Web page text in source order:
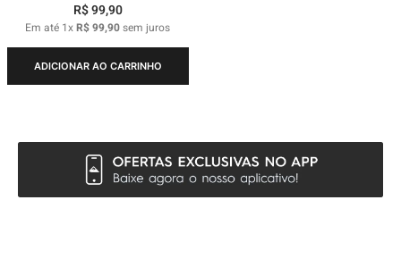
R$99,90
Em até 1xR$99,90sem juros
ADICIONAR AO CARRINHO